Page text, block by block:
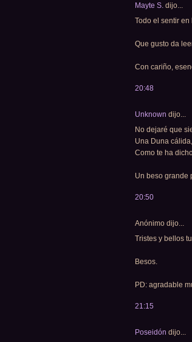
Mayte S. dijo...
Todo el sentir
Que gusto da
Con cariño,
20:48
Unknown dijo...
No dejaré que
Una Duna
Como te ha
Un beso grande
20:50
Anónimo dijo...
Tristes y bellos
Besos.
PD: agradable
21:15
Poseidón dijo...